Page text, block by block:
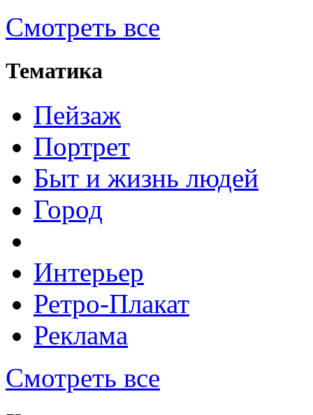
Смотреть все
Тематика
Пейзаж
Портрет
Быт и жизнь людей
Город
Интерьер
Ретро-Плакат
Реклама
Смотреть все